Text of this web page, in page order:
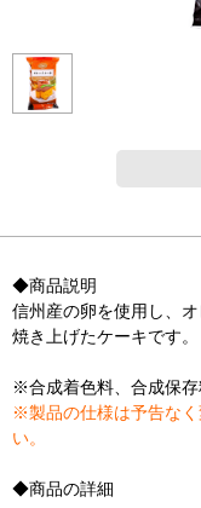
◆商品説明
信州産の卵を使用し、
焼き上げたケーキです。
※合成着色料、合成保存
※製品の仕様は予告な
い。
◆商品の詳細